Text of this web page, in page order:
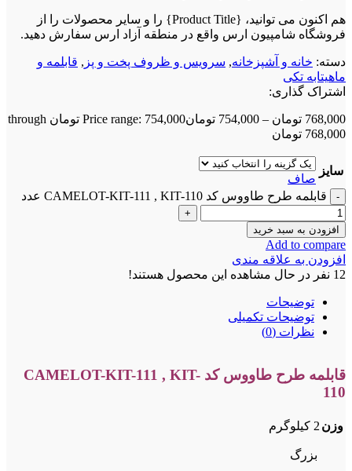
هم اکنون می توانید، {Product Title} را و سایر محصولات را از
فروشگاه شامپیون ارس واقع در منطقه آزاد ارس سفارش دهید.
دسته: خانه و آشپزخانه, سرویس و ظروف پخت و پز , قابلمه و
ماهیتابه تکی
اشتراک گذاری:
768,000 تومان –
754,000 تومان
Price range: 754,000 تومان through
768,000 تومان
سایز
صاف
قابلمه طرح طاووس کد CAMELOT-KIT-111 , KIT-110 عدد
افزودن به سبد خرید
Add to compare
افزودن به علاقه مندی
12 نفر در حال مشاهده این محصول هستند!
توضیحات
توضیحات تکمیلی
نظرات (0)
قابلمه طرح طاووس کد CAMELOT-KIT-111 , KIT-
110
وزن 2 کیلوگرم
بزرگ